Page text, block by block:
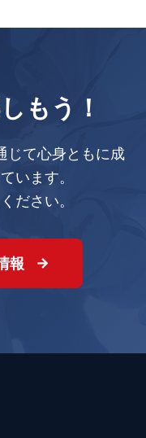
もう！
じて心身ともに成
います。
ださい。
報